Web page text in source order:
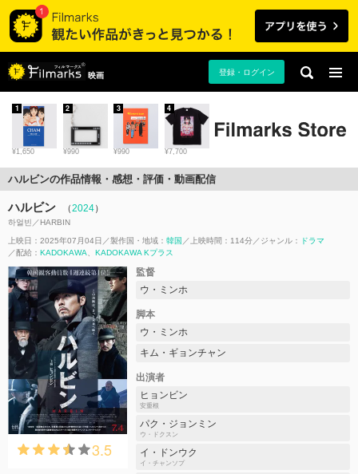
映画 登録・ログイン
¥1,650
1
¥990
2
¥990
3
¥7,700
4
ハルビンの作品情報・感想・評価・動画配信
ハルビン （2024）
하얼빈／HARBIN
上映日：2025年07月04日 製作国・地域： 韓国 上映時間：114分 ジャンル：
ドラマ
配給： KADOKAWA KADOKAWA Kプラス
3.5
監督
ウ・ミンホ
脚本
ウ・ミンホ
キム・ギョンチャン
出演者
ヒョンビン
安重根
パク・ジョンミン
ウ・ドクスン
イ・ドンウク
イ・チャンソプ